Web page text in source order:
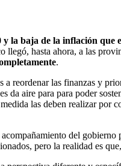
y la baja de la inflación que
llegó, hasta ahora, a las
.
reordenar las finanzas y
da aire para para poder
las deben realizar
del gobierno
pero la realidad es